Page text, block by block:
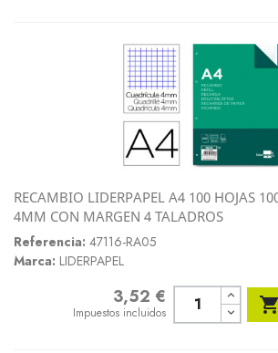
RECAMBIO LIDERPAPEL A4 100 HOJAS
4MM CON MARGEN 4 TALADROS
Referencia: 47116-RA05
Marca: LIDERPAPEL
3,52 €
Impuestos incluidos 